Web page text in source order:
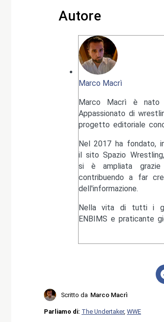
Autore
Marco Macrì
Marco Macrì è nato
Appassionato di
progetto editoriale
Nel 2017 ha fondato,
il sito Spazio
si è ampliata grazie
contribuendo a far
dell'informazione.
Nella vita di tutti i
ENBIMS e praticante
Scritto da Marco Macrì
Parliamo di: The Undertaker, WWE